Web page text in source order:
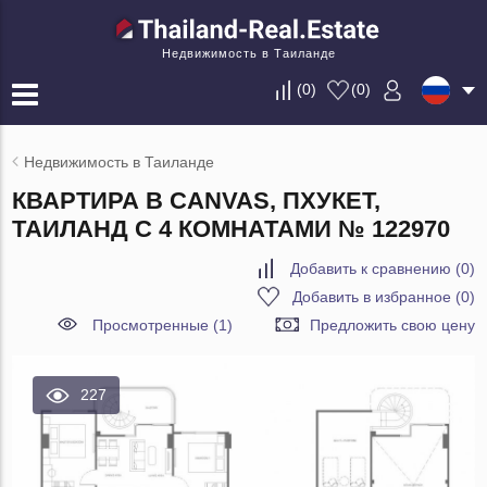
Недвижимость в Таиланде
(0) (0)
Недвижимость в Таиланде
КВАРТИРА В CANVAS, ПХУКЕТ,
ТАИЛАНД С 4 КОМНАТАМИ № 122970
Добавить к сравнению (0)
Добавить в избранное (0)
Просмотренные (1)
Предложить свою цену
227